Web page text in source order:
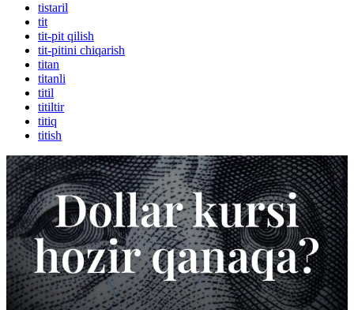
tistaril
tit
tit-pit qilish
tit-pitini chiqarish
titan
titanli
titil
titiltir
titiq
titish